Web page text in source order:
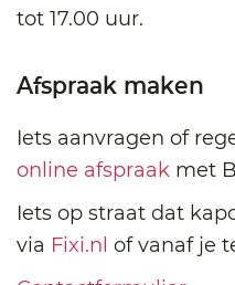
tot 17.00 uur.
Afspraak maken
Iets aanvragen of
online afspraak met
Iets op straat dat
via Fixi.nl of vanaf je